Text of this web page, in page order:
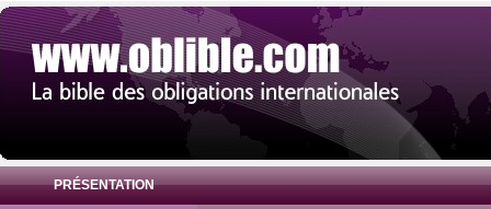
PRÉSENTATION